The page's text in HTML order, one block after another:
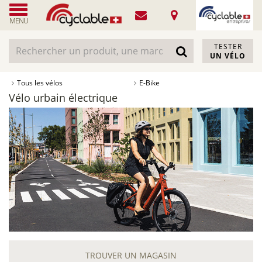
MENU
TESTER
UN VÉLO
Tous les vélos E-Bike
Vélo urbain électrique
TROUVER UN MAGASIN